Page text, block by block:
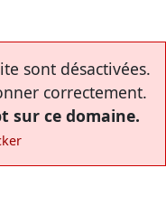
sont désactivées.
correctement.
sur ce domaine.